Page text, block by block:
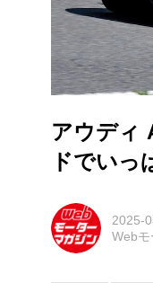
アウディ
ドでいっ
2025-
Web